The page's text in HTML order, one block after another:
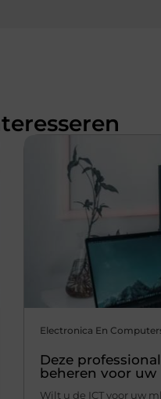
Electronica En
Deze
beheren voor uw
Wilt u de ICT voor uw